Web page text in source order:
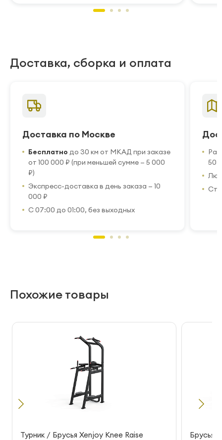
Доставка, сборка и оплата
Доставка по Москве
Бесплатно до 30 км от МКАД при заказе
от 100 000 ₽ (при меньшей сумме — 5 000
₽)
Экспресс-доставка в день заказа — 10
000 ₽
С 07:00 до 01:00, без выходных
50
Похожие товары
Турник / Брусья Xenjoy Knee Raise
Брусья